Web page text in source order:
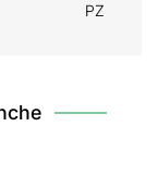
PZ